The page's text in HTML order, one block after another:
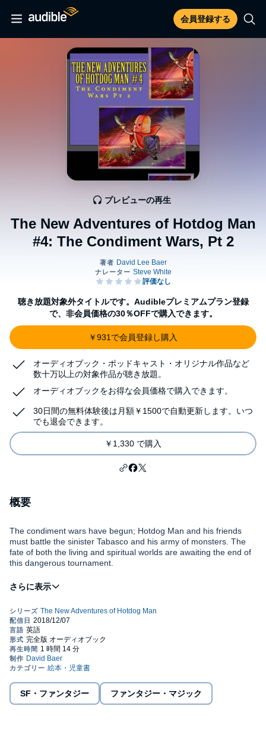
会員登録する
The New Adventures of Hotdog Man
#4: The Condiment Wars, Pt 2
プレビューの再生
聴き放題対象外タイトルです。Audibleプレミアムプラン登録
で、非会員価格の30％OFFで購入できます。
￥931で会員登録し購入
オーディオブック・ポッドキャスト・オリジナル作品など
数十万以上の対象作品が聴き放題。
オーディオブックをお得な会員価格で購入できます。
30日間の無料体験後は月額￥1500で自動更新します。いつ
でも退会できます。
￥1,330 で購入
概要
The condiment wars have begun; Hotdog Man and his friends
must battle the sinister Tabasco and his army of monsters. The
fate of both the living and spiritual worlds are awaiting the end of
this dangerous tournament.
©2018 David Lee Baer (P)2018 David Lee Baer
SF・ファンタジー ファンタジー・マジック